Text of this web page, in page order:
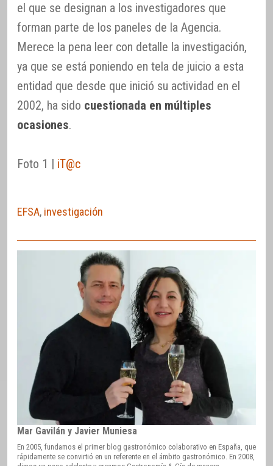
el que se designan a los investigadores que
forman parte de los paneles de la Agencia.
Merece la pena leer con detalle la investigación,
ya que se está poniendo en tela de juicio a esta
entidad que desde que inició su actividad en el
2002, ha sido cuestionada en múltiples
ocasiones.
Foto 1 | iT@c
EFSA, investigación
Mar Gavilán y Javier Muniesa
En 2005, fundamos el primer blog gastronómico colaborativo en España, que
rápidamente se convirtió en un referente en el ámbito gastronómico. En 2008,